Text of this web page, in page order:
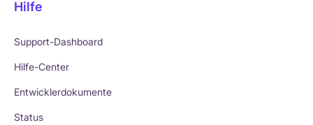
Hilfe
Support-Dashboard
Hilfe-Center
Entwicklerdokumente
Status